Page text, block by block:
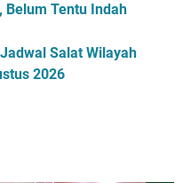
Belum Tentu Indah
Salat Wilayah
2026